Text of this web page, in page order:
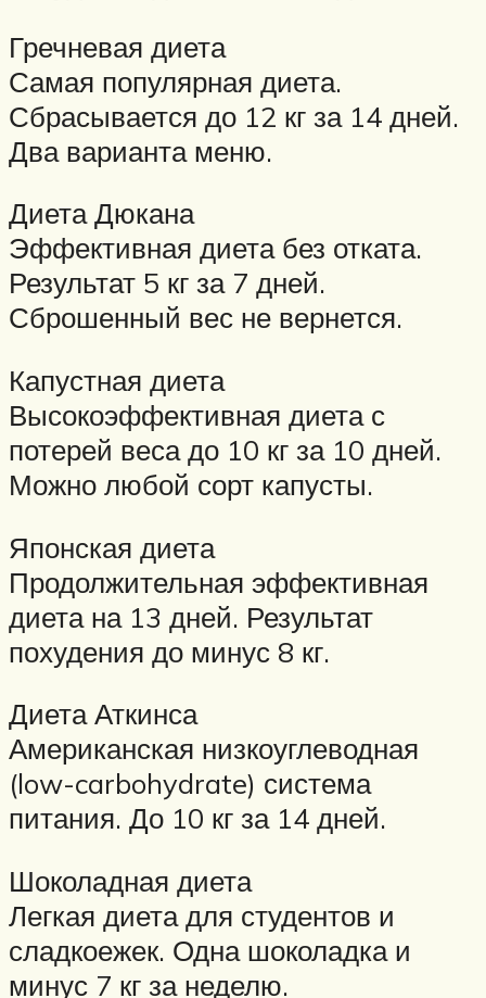
Гречневая диета
Самая популярная диета.
Сбрасывается до 12 кг за 14 дней.
Два варианта меню.
Диета Дюкана
Эффективная диета без отката.
Результат 5 кг за 7 дней.
Сброшенный вес не вернется.
Капустная диета
Высокоэффективная диета с
потерей веса до 10 кг за 10 дней.
Можно любой сорт капусты.
Японская диета
Продолжительная эффективная
диета на 13 дней. Результат
похудения до минус 8 кг.
Диета Аткинса
Американская низкоуглеводная
(low-carbohydrate) система
питания. До 10 кг за 14 дней.
Шоколадная диета
Легкая диета для студентов и
сладкоежек. Одна шоколадка и
минус 7 кг за неделю.